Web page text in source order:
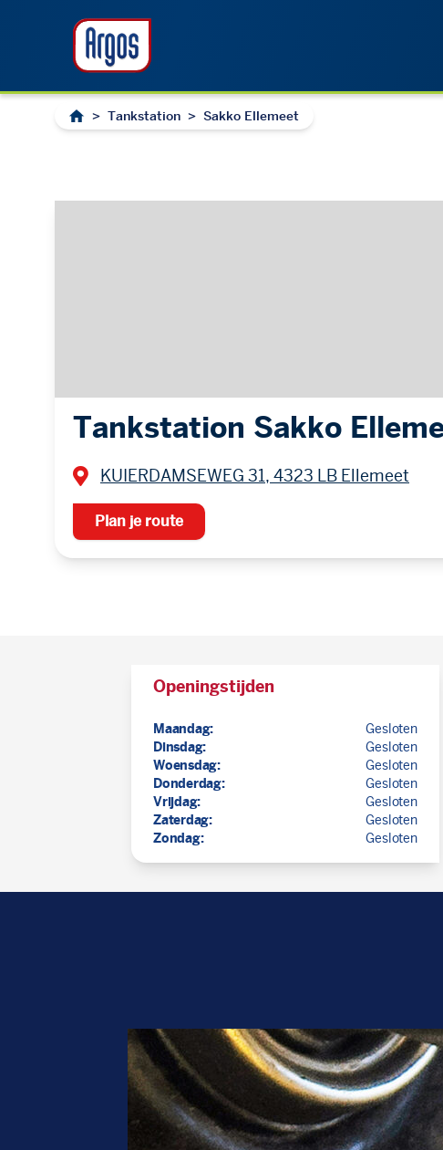
> Tankstation > Sakko Ellemeet
Tankstation Sakko
KUIERDAMSEWEG 31, 4323 LB Ellemeet
Plan je route
Openingstijden
Maandag:
Gesloten
Dinsdag:
Gesloten
Woensdag:
Gesloten
Donderdag:
Gesloten
Vrijdag:
Gesloten
Zaterdag:
Gesloten
Zondag:
Gesloten